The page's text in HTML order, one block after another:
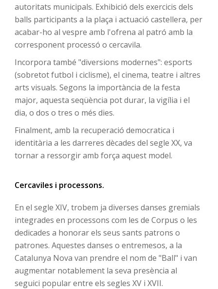
autoritats municipals. Exhibició dels exercicis dels
balls participants a la plaça i actuació castellera, per
acabar-ho al vespre amb l'ofrena al patró amb la
corresponent processó o cercavila.
Incorpora també "diversions modernes": esports
(sobretot futbol i ciclisme), el cinema, teatre i altres
arts visuals. Segons la importància de la festa
major, aquesta seqüència pot durar, la vigília i el
dia, o dos o tres o més dies.
Finalment, amb la recuperació democratica i
identitària a les darreres dècades del segle XX, va
tornar a ressorgir amb força aquest model.
Cercaviles i processons.
En el segle XIV, trobem ja diverses danses gremials
integrades en processons com les de Corpus o les
dedicades a honorar els seus sants patrons o
patrones. Aquestes danses o entremesos, a la
Catalunya Nova van prendre el nom de "Ball" i van
augmentar notablement la seva presència al
seguici popular entre els segles XV i XVII.